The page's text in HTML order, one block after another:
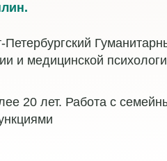
20 лет. Работа с
и медицинской